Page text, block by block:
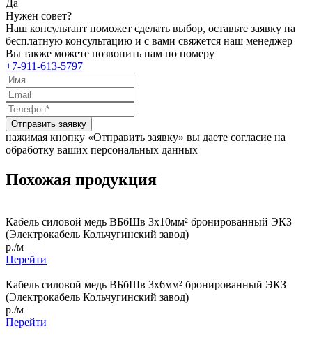
Да
Нужен совет?
Наш консультант поможет сделать выбор, оставьте заявку на
бесплатную консультацию и с вами свяжется наш менеджер
Вы также можете позвонить нам по номеру
+7-911-613-5797
Отправить заявку
нажимая кнопку «Отправить заявку» вы даете согласие на
обработку ваших персональных данных
Похожая продукция
Кабель силовой медь ВБбШв 3x10мм² бронированный ЭКЗ
(Электрокабель Кольчугинский завод)
р./м
Перейти
Кабель силовой медь ВБбШв 3x6мм² бронированный ЭКЗ
(Электрокабель Кольчугинский завод)
р./м
Перейти